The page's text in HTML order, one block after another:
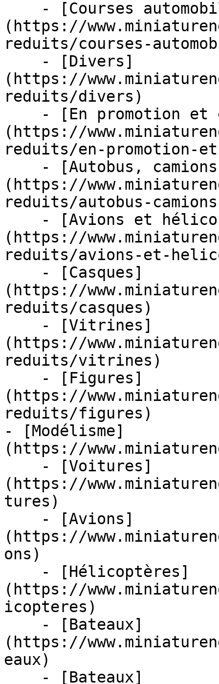
(https://
reduits/courses-
(https://
reduits/divers)
(https://
reduits/en-promotion-
(https://
reduits/autobus-
(https://
reduits/avions-et-
(https://
reduits/casques)
(https://
reduits/vitrines)
(https://
reduits/figures)
- [Modélisme]
(https://
(https://
tures)
(https://
ons)
(https://
icopteres)
(https://
eaux)